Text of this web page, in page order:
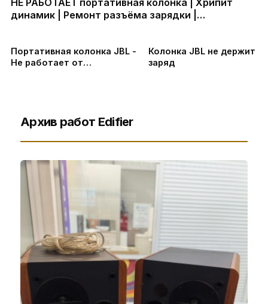
динамик | Ремонт разъёма зарядки |
Портативная колонка JBL -
Не работает от
Колонка JBL не держит
заряд
Архив работ Edifier